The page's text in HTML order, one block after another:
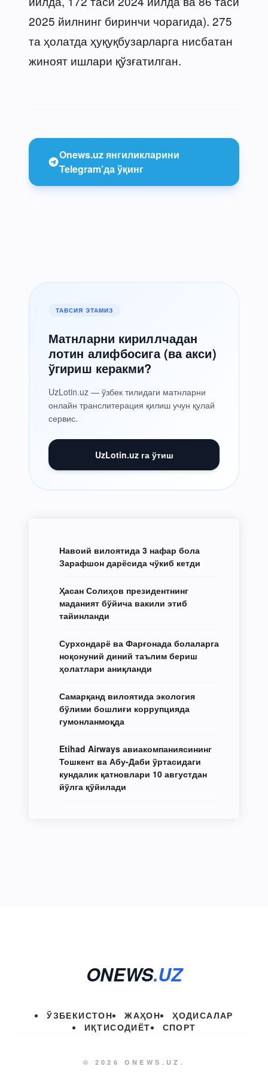
2025 йилнинг биринчи чорагида). 275
та ҳолатда ҳуқуқбузарларга нисбатан
жиноят ишлари қўзғатилган.
Onews.uz янгиликларини
Telegram’да ўқинг
ТАВСИЯ ЭТАМИЗ
Матнларни кириллчадан
лотин алифбосига (ва акси)
ўгириш керакми?
UzLotin.uz — ўзбек тилидаги матнларни
онлайн транслитерация қилиш учун қулай
сервис.
UzLotin.uz га ўтиш
Навоий вилоятида 3 нафар бола
Зарафшон дарёсида чўкиб кетди
Ҳасан Солиҳов президентнинг
маданият бўйича вакили этиб
тайинланди
Сурхондарё ва Фарғонада болаларга
ноқонуний диний таълим бериш
ҳолатлари аниқланди
Самарқанд вилоятида экология
бўлими бошлиғи коррупцияда
гумонланмоқда
Etihad Airways авиакомпаниясининг
Тошкент ва Абу-Даби ўртасидаги
кундалик қатновлари 10 августдан
йўлга қўйилади
ONEWS.UZ
ЎЗБЕКИСТОН ЖАҲОН
ҲОДИСАЛАР
ИҚТИСОДИЁТ
СПОРТ
© 2026 ONEWS.UZ.